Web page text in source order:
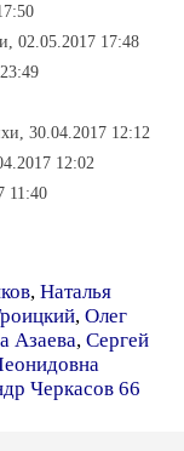
02.05.2017 17:48
30.04.2017 12:12
12:02
11:40
, Наталья
, Олег
Азаева, Сергей
Черкасов 66